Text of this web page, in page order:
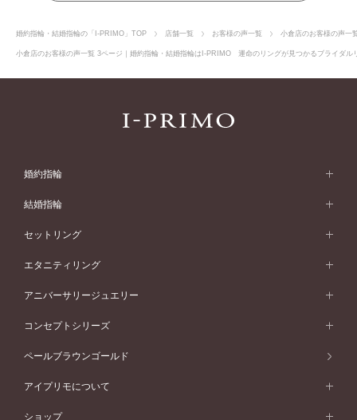
婚約指輪・結婚指輪の「I-PRIMO」TOP 店舗一覧 お客様の声一覧 小倉店のお客様の声一
小倉店のお客様の声一覧 3ページ｜婚約指輪・結婚指輪はI-PRIMO 運命のリングが見つかるブライダル
婚約指輪
婚約指輪 (エンゲージリング)
婚約指輪一覧
ピンクゴールド
ペールブラウンゴールド
ウェーブライン
V字ライン
ワンサイドメレ
ダブルサイドメレ
シンプル
フェミニン
モード
50万円台～
40万円台～
結婚指輪
結婚指輪 (マリッジリング)
結婚指輪一覧
ピンクゴールド
ペールブラウンゴールド
ウェーブライン
V字ライン
ワンメレ
セベラルメレ
シンプル
セットリング
セットリング
セットリング一覧
ピンクゴールド
ペールブラウンゴールド
エタニティリング
エタニティリング
エタニティリング一覧
アニバーサリージュエリー
アニバーサリージュエリー
アニバーサリージュエリー一覧
コンセプトシリーズ
コンセプトシリーズ
オリジンビリーフ
ペールブラウンゴールド
アイプリモについて
アイプリモについて
ショップ